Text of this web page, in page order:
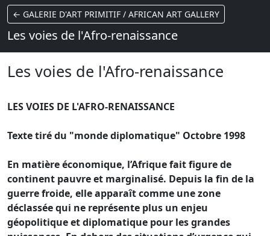
← GALERIE D'ART PRIMITIF / AFRICAN ART GALLERY
Les voies de l'Afro-renaissance
Les voies de l'Afro-renaissance
LES VOIES DE L'AFRO-RENAISSANCE
Texte tiré du "monde diplomatique" Octobre 1998
En matière économique, l’Afrique fait figure de
continent pauvre et marginalisé. Depuis la fin de la
guerre froide, elle apparaît comme une zone
déclassée qui ne représente plus un enjeu
géopolitique et diplomatique pour les grandes